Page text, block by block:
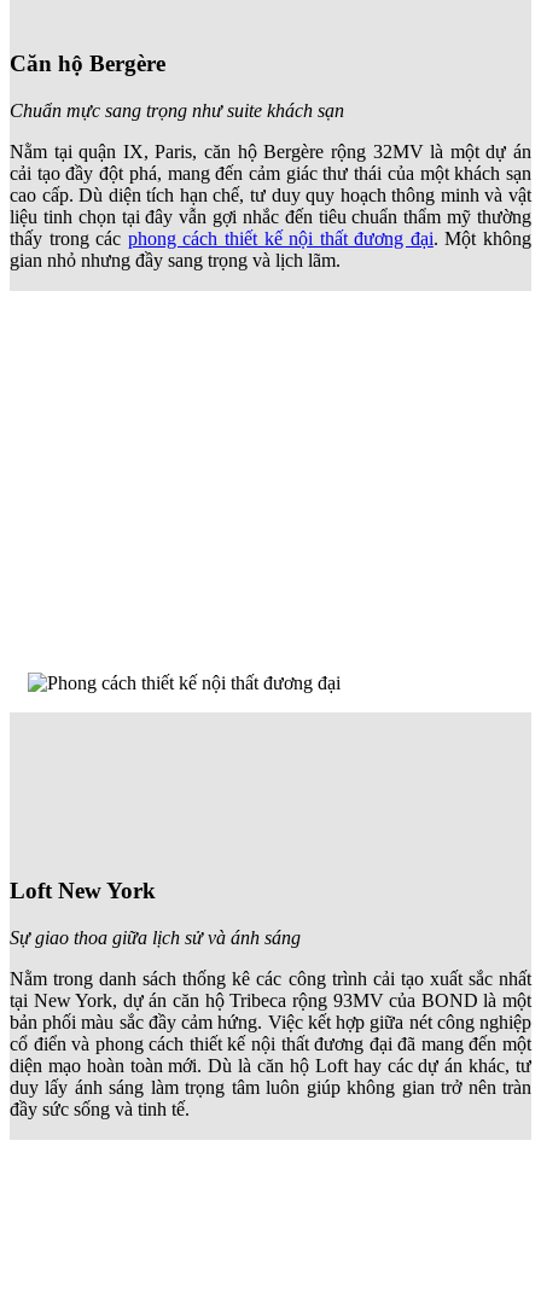
Căn hộ Bergère
Chuẩn mực sang trọng như suite khách sạn
Nằm tại quận IX, Paris, căn hộ Bergère rộng 32MVlà một dự án
cải tạo đầy đột phá, mang đến cảm giác thư thái của một khách sạn
cao cấp. Dù diện tích hạn chế, tư duy quy hoạch thông minh và vật
liệu tinh chọn tại đây vẫn gợi nhắc đến tiêu chuẩn thẩm mỹ thường
thấy trong các phong cách thiết kế nội thất đương đại. Một không
gian nhỏ nhưng đầy sang trọng và lịch lãm.
Loft New York
Sự giao thoa giữa lịch sử và ánh sáng
Nằm trong danh sách thống kê các công trình cải tạo xuất sắc nhất
tại New York, dự án căn hộ Tribeca rộng 93MVcủa BOND là một
bản phối màu sắc đầy cảm hứng. Việc kết hợp giữa nét công nghiệp
cổ điển và phong cách thiết kế nội thất đương đại đã mang đến một
diện mạo hoàn toàn mới. Dù là căn hộ Loft hay các dự án khác, tư
duy lấy ánh sáng làm trọng tâm luôn giúp không gian trở nên tràn
đầy sức sống và tinh tế.